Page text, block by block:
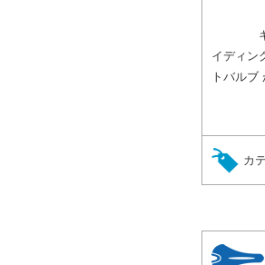
キｬﾒﾙﾊ
イディン
トバル
カ